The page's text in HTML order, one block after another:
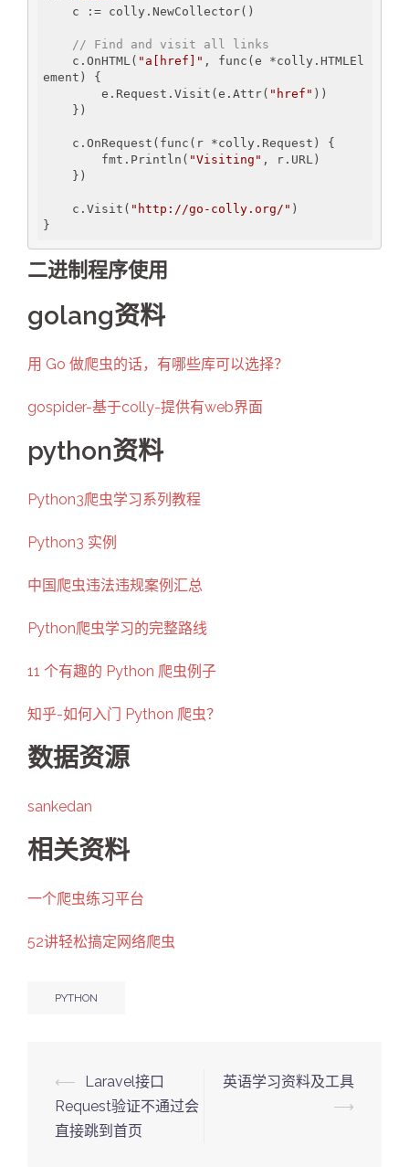
// Find and visit all links
    c.OnHTML(
"a[href]" , func(e *colly.HTMLEl
ement) {
        e.Request.Visit(e.Attr(
"href" ))
        fmt.Println(
"Visiting" , r.URL)
    c.Visit(
"http://go-colly.org/" )
}
二进制程序使用
golang资料
用 Go 做爬虫的话，有哪些库可以选择？
gospider-基于colly-提供有web界面
python资料
Python3爬虫学习系列教程
Python3 实例
中国爬虫违法违规案例汇总
Python爬虫学习的完整路线
11 个有趣的 Python 爬虫例子
知乎-如何入门 Python 爬虫？
数据资源
sankedan
相关资料
一个爬虫练习平台
52讲轻松搞定网络爬虫
PYTHON
Post
navigation
⟵
Laravel接口
Request验证不通过会
直接跳到首页
英语学习资料及工具
⟶